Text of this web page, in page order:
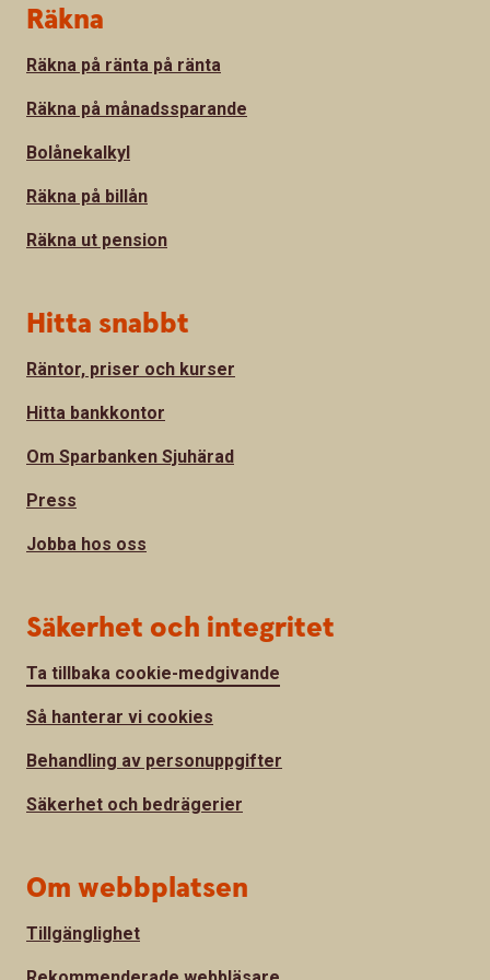
Sidfot
Räkna
Räkna på ränta på ränta
Räkna på månadssparande
Bolånekalkyl
Räkna på billån
Räkna ut pension
Hitta snabbt
Räntor, priser och kurser
Hitta bankkontor
Om Sparbanken Sjuhärad
Press
Jobba hos oss
Säkerhet och integritet
Ta tillbaka cookie-medgivande
Så hanterar vi cookies
Behandling av personuppgifter
Säkerhet och bedrägerier
Om webbplatsen
Tillgänglighet